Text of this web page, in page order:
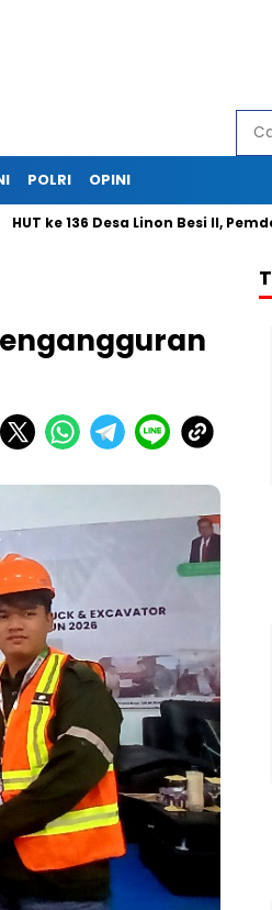
POLRI OPINI
Desa Linon Besi II, Pemdes